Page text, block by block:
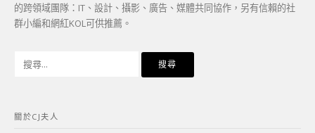
的跨領域團隊：IT、設計、攝影、廣告、媒體共同協作，另有信賴的社
群小編和網紅KOL可供推薦。
字:
關於CJ夫人